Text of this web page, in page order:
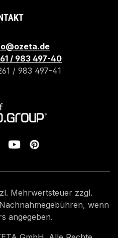
/ 983 497-40
/ 983 497-41
Mehrwertsteuer zzgl.
wenn
angegeben.